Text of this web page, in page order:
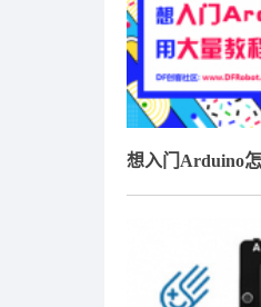
想入门Arduino怎